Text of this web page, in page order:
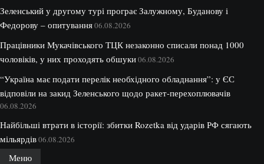
Зеленський у другому турі програє Залужному, Буданову і
Федорову – опитування06.08.2026
Працівники Мукачівського ТЦК незаконно списали понад 1000
чоловіків, у них проходять обшуки06.08.2026
“Україна має подати перелік необхідного обладнання”: у ЄС
відповіли на закид Зеленського щодо ракет-перехоплювачів
06.08.2026
Найбільші втрати в історії: збитки Rozetka від ударів РФ сягають
мільярдів06.08.2026
Меню